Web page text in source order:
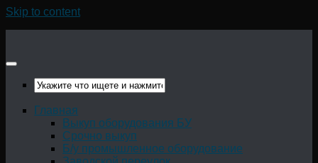
Skip to content
Главная
Выкуп оборудования БУ
Срочно выкуп
Б/у промышленное оборудование